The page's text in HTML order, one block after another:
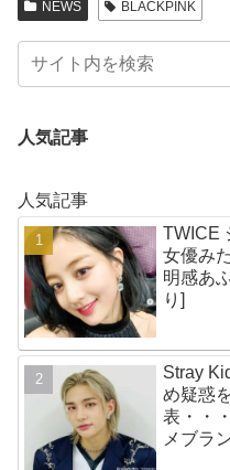
NEWS BLACKPINK
人気記事
人気記事
TWICE
女優み
明感あ
り]
Stray
め疑惑
表・・
メブラ